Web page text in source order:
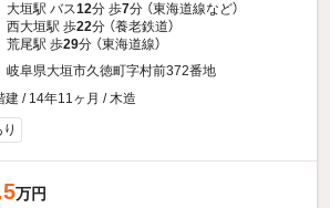
大垣駅 バス12分 歩7分 （東海道線など）
西大垣駅 歩22分 （養老鉄道）
荒尾駅 歩29分 （東海道線）
岐阜県大垣市久徳町字村前372番地
建 / 14年11ヶ月 / 木造
万円